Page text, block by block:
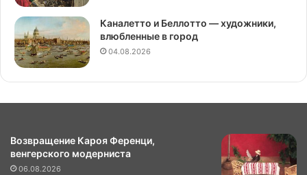
Каналетто и Беллотто — художники,
влюбленные в город
04.08.2026
Возвращение Кароя Ференци,
венгерского модерниста
06.08.2026